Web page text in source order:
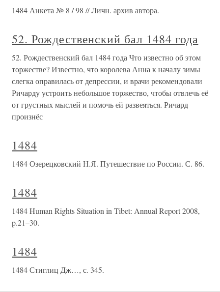
1484 Анкета № 8 / 98 // Личн. архив автора.
52. Рождественский бал 1484 года
52. Рождественский бал 1484 года Что известно об этом
торжестве? Известно, что королева Анна к началу зимы
слегка оправилась от депрессии, и врачи рекомендовали
Ричарду устроить небольшое торжество, чтобы отвлечь её
от грустных мыслей и помочь ей развеяться. Ричард
произнёс
1484
1484 Озерецковский Н.Я. Путешествие по России. С. 86.
1484
1484 Human Rights Situation in Tibet: Annual Report 2008,
p.21–30.
1484
1484 Стиглиц Дж…, с. 345.